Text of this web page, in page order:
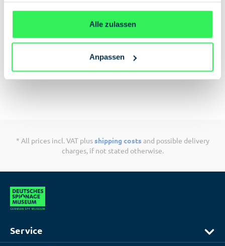
gesammelt haben.Datenschutzerklärung
Alle zulassen
Anpassen
Souvenirs from the shadowy world of espionage.
instructions using original espionage equipment.
* All prices incl. VAT plusshipping costs and possible delivery
charges, if not stated otherwise.
Service